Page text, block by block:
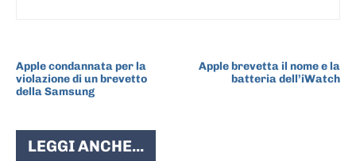
Apple condannata per la
violazione di un brevetto
della Samsung
Apple brevetta il nome e la
batteria dell’iWatch
LEGGI ANCHE...